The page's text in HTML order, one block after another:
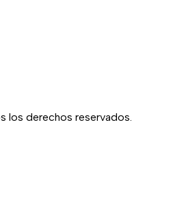
los derechos reservados.